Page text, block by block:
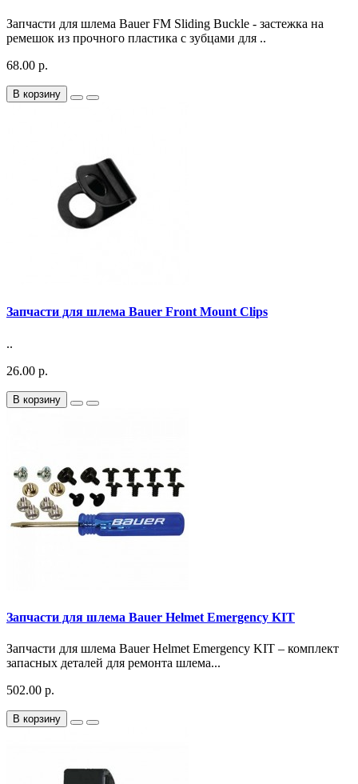
Запчасти для шлема Bauer FM Sliding Buckle - застежка на
ремешок из прочного пластика с зубцами для ..
68.00 р.
В корзину
Запчасти для шлема Bauer Front Mount Clips
..
26.00 р.
В корзину
Запчасти для шлема Bauer Helmet Emergency KIT
Запчасти для шлема Bauer Helmet Emergency KIT – комплект
запасных деталей для ремонта шлема...
502.00 р.
В корзину